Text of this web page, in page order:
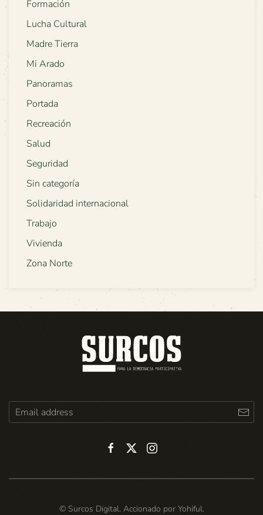
Formación
Lucha Cultural
Madre Tierra
Mi Arado
Panoramas
Portada
Recreación
Salud
Seguridad
Sin categoría
Solidaridad internacional
Trabajo
Vivienda
Zona Norte
© Surcos Digital. Accionado por Yohiful.